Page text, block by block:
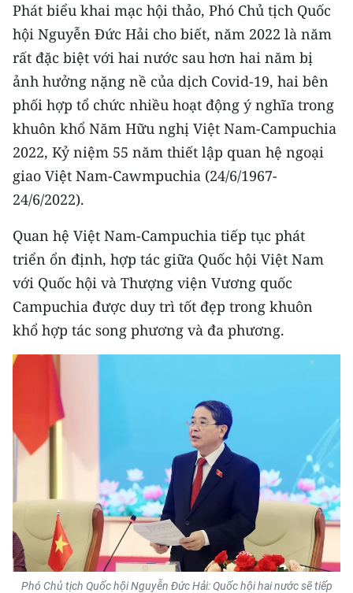
Media Văn hóa
Media Xã hội
Media Pháp luật
Media Du lịch
Media Thế giới
Media Thể thao
Media Giáo dục
Media Y tế
Media Khoa học - Công nghệ
Media Môi trường
Infographic
TIN MỚI
TIN ĐỊA PHƯƠNG
Trung du và miền núi phía Bắc
Đồng bằng sông Hồng
Phát biểu khai mạc hội thảo, Phó Chủ tịch Quốc
hội Nguyễn Đức Hải cho biết, năm 2022 là năm
rất đặc biệt với hai nước sau hơn hai năm bị
ảnh hưởng nặng nề của dịch Covid-19, hai bên
phối hợp tổ chức nhiều hoạt động ý nghĩa trong
khuôn khổ Năm Hữu nghị Việt Nam-Campuchia
2022, Kỷ niệm 55 năm thiết lập quan hệ ngoại
giao Việt Nam-Cawmpuchia (24/6/1967-
24/6/2022).
Quan hệ Việt Nam-Campuchia tiếp tục phát
triển ổn định, hợp tác giữa Quốc hội Việt Nam
với Quốc hội và Thượng viện Vương quốc
Campuchia được duy trì tốt đẹp trong khuôn
khổ hợp tác song phương và đa phương.
Phó Chủ tịch Quốc hội Nguyễn Đức Hải: Quốc hội hai nước sẽ tiếp